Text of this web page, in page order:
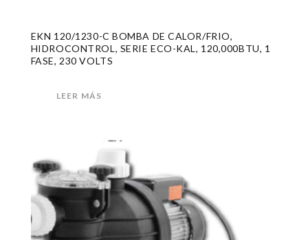
EKN 120/1230-C BOMBA DE CALOR/FRIO,
HIDROCONTROL, SERIE ECO-KAL, 120,000BTU, 1
FASE, 230 VOLTS
LEER MÁS